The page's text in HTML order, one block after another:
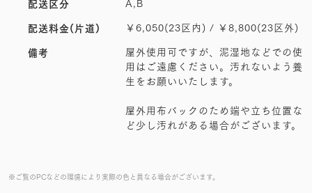
※ご覧のPCなどの環境により実際の色と異なる場合がございます。
配送料金(片道) ￥6,050(23区内) / ￥8,800(23区外)
備考
屋外使用可ですが、泥湿地などでの使
用はご遠慮ください。汚れないよう養
生をお願いいたします。
屋外用布バックのため端や立ち位置な
ど少し汚れがある場合がございます。